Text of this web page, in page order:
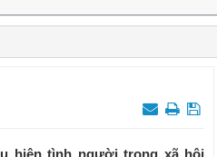
hiện tình người trong xã hội